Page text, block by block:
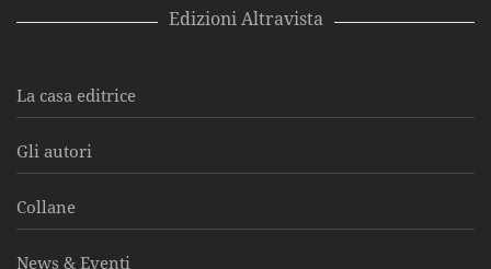
Edizioni Altravista
La casa editrice
Gli autori
Collane
News & Eventi